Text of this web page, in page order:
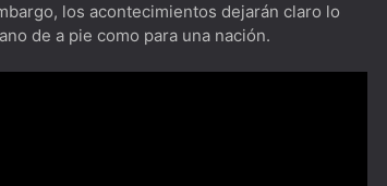
los acontecimientos dejarán claro lo
de a pie como para una nación.